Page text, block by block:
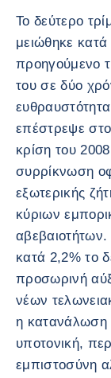
Το δεύτερο
μειώθηκε
προηγούμενο
του σε δύο
επέστρεψε
κρίση του
συρρίκνωση
εξωτερικής
κύριων
κατά 2,2% το
προσωρινή
νέων
η κατανάλωση
υποτονική,
εμπιστοσύνη